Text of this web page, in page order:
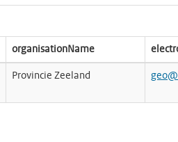
organisationName
Provincie Zeeland